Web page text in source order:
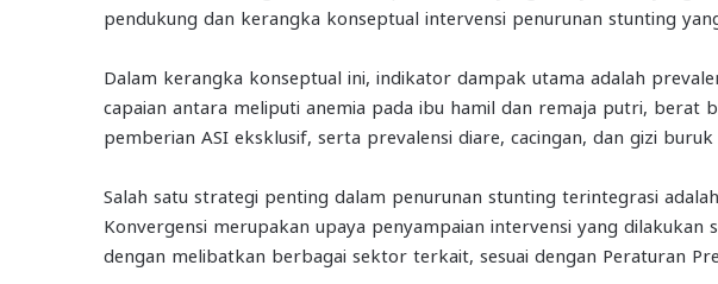
pendukung dan kerangka konseptual intervensi penurunan stunting
Dalam kerangka konseptual ini, indikator dampak utama adalah
capaian antara meliputi anemia pada ibu hamil dan remaja putri, berat
pemberian ASI eksklusif, serta prevalensi diare, cacingan, dan gizi buruk
Salah satu strategi penting dalam penurunan stunting terintegrasi
Konvergensi merupakan upaya penyampaian intervensi yang dilakukan
dengan melibatkan berbagai sektor terkait, sesuai dengan Peraturan